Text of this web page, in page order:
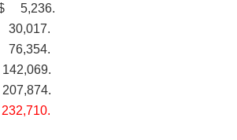
5,236.
30,017.
76,354.
142,069.
207,874.